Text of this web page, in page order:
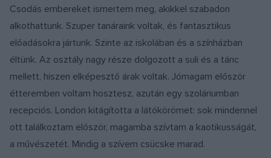
Csodás embereket ismertem meg, akikkel szabadon
alkothattunk. Szuper tanáraink voltak, és fantasztikus
előadásokra jártunk. Szinte az iskolában és a színházban
éltünk. Az osztály nagy része dolgozott a suli és a tánc
mellett, hiszen elképesztő árak voltak. Jómagam először
étteremben voltam hosztesz, azután egy szoláriumban
recepciós. London kitágította a látókörömet: sok mindennel
ott találkoztam először, magamba szívtam a kaotikusságát,
a művészetét. Mindig a szívem csücske marad.